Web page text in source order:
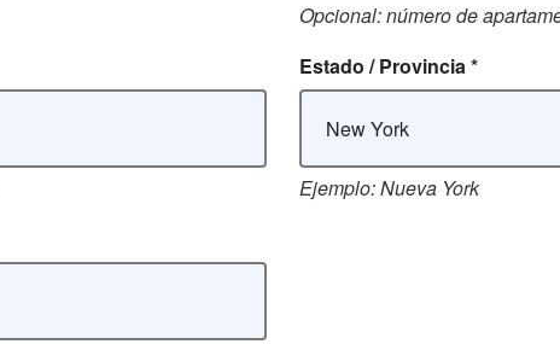
Opcional: número de
Estado / Provincia*
Ejemplo: Nueva York